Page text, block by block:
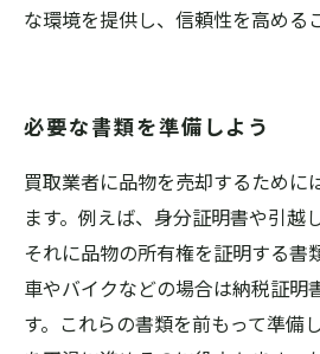
な環境を提供し、信頼性を高める
必要な書類を準備しよう
買取業者に品物を売却するために
ます。例えば、身分証明書や引越
それに品物の所有権を証明する書
車やバイクなどの場合は納税証明
す。これらの書類を前もって準備